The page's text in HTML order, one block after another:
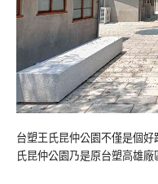
台塑王氏昆仲公園不僅是個
氏昆仲公園乃是原台塑高雄